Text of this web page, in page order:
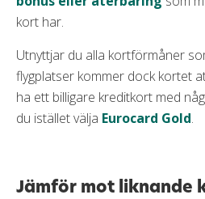
kort har.
Utnyttjar du alla kortförmåner
flygplatser kommer dock kortet
ha ett billigare kreditkort med
du istället välja Eurocard Gold.
Jämför mot liknande